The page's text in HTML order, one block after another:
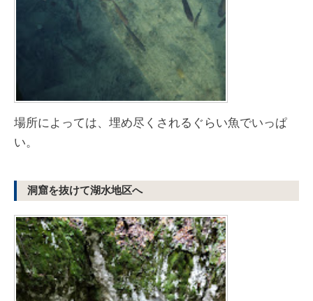
場所によっては、埋め尽くされるぐらい魚でいっぱ
い。
洞窟を抜けて湖水地区へ